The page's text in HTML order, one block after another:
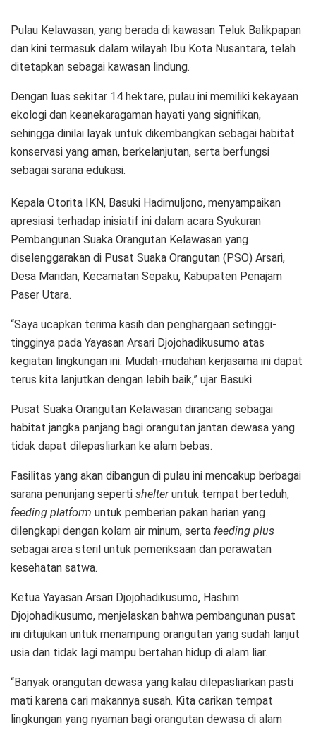
Pulau Kelawasan, yang berada di kawasan Teluk Balikpapan
dan kini termasuk dalam wilayah Ibu Kota Nusantara, telah
ditetapkan sebagai kawasan lindung.
Dengan luas sekitar 14 hektare, pulau ini memiliki kekayaan
ekologi dan keanekaragaman hayati yang signifikan,
sehingga dinilai layak untuk dikembangkan sebagai habitat
konservasi yang aman, berkelanjutan, serta berfungsi
sebagai sarana edukasi.
Kepala Otorita IKN, Basuki Hadimuljono, menyampaikan
apresiasi terhadap inisiatif ini dalam acara Syukuran
Pembangunan Suaka Orangutan Kelawasan yang
diselenggarakan di Pusat Suaka Orangutan (PSO) Arsari,
Desa Maridan, Kecamatan Sepaku, Kabupaten Penajam
Paser Utara.
“Saya ucapkan terima kasih dan penghargaan setinggi-
tingginya pada Yayasan Arsari Djojohadikusumo atas
kegiatan lingkungan ini. Mudah-mudahan kerjasama ini dapat
terus kita lanjutkan dengan lebih baik,” ujar Basuki.
Pusat Suaka Orangutan Kelawasan dirancang sebagai
habitat jangka panjang bagi orangutan jantan dewasa yang
tidak dapat dilepasliarkan ke alam bebas.
Fasilitas yang akan dibangun di pulau ini mencakup berbagai
sarana penunjang seperti shelteruntuk tempat berteduh,
feeding platform untuk pemberian pakan harian yang
dilengkapi dengan kolam air minum, serta feeding plus
sebagai area steril untuk pemeriksaan dan perawatan
kesehatan satwa.
Ketua Yayasan Arsari Djojohadikusumo, Hashim
Djojohadikusumo, menjelaskan bahwa pembangunan pusat
ini ditujukan untuk menampung orangutan yang sudah lanjut
usia dan tidak lagi mampu bertahan hidup di alam liar.
“Banyak orangutan dewasa yang kalau dilepasliarkan pasti
mati karena cari makannya susah. Kita carikan tempat
lingkungan yang nyaman bagi orangutan dewasa di alam